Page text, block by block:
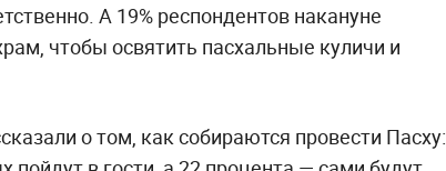
А 19% респондентов накануне
чтобы освятить пасхальные куличи и
о том, как собираются провести Пасху: